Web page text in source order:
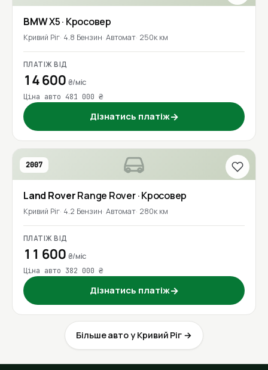
BMWX5· Кросовер
Кривий Ріг 4.8 Бензин Автомат 250к км
ПЛАТІЖ ВІД
14 600 ₴/міс
Ціна авто 481 000 ₴
Дізнатись платіж→
2007
Land RoverRange Rover· Кросовер
Кривий Ріг 4.2 Бензин Автомат 280к км
ПЛАТІЖ ВІД
11 600 ₴/міс
Ціна авто 382 000 ₴
Дізнатись платіж→
Більше авто у Кривий Ріг →